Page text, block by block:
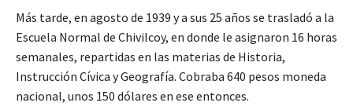
Más tarde, en agosto de 1939 y a sus 25 años se trasladó a la
Escuela Normal de Chivilcoy, en donde le asignaron 16 horas
semanales, repartidas en las materias de Historia,
Instrucción Cívica y Geografía. Cobraba 640 pesos moneda
nacional, unos 150 dólares en ese entonces.